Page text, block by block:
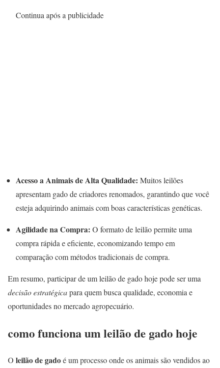
Continua após a publicidade
Acesso a Animais de Alta Qualidade: Muitos leilões
apresentam gado de criadores renomados, garantindo que você
esteja adquirindo animais com boas características genéticas.
Agilidade na Compra: O formato de leilão permite uma
compra rápida e eficiente, economizando tempo em
comparação com métodos tradicionais de compra.
Em resumo, participar de um leilão de gado hoje pode ser uma
decisão estratégicapara quem busca qualidade, economia e
oportunidades no mercado agropecuário.
como funciona um leilão de gado hoje
O leilão de gadoé um processo onde os animais são vendidos ao